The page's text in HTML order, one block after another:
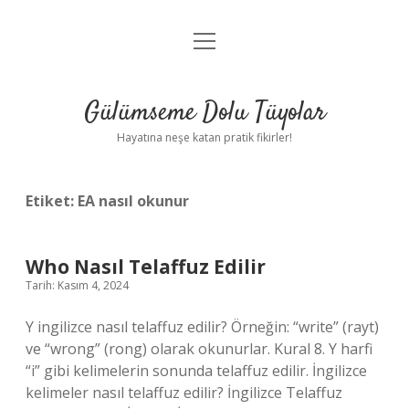
Anasayfa
Yasal Uyarı
menüyü
Gülümseme Dolu Tüyolar
Hayatına neşe katan pratik fikirler!
Etiket: EA nasıl okunur
Who Nasıl Telaffuz Edilir
Tarih: Kasım 4, 2024
Y ingilizce nasıl telaffuz edilir? Örneğin: “write” (rayt)
ve “wrong” (rong) olarak okunurlar. Kural 8. Y harfi
“i” gibi kelimelerin sonunda telaffuz edilir. İngilizce
kelimeler nasıl telaffuz edilir? İngilizce Telaffuz